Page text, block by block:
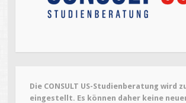
Die CONSULT US-Studienberatung wird
eingestellt. Es können daher keine